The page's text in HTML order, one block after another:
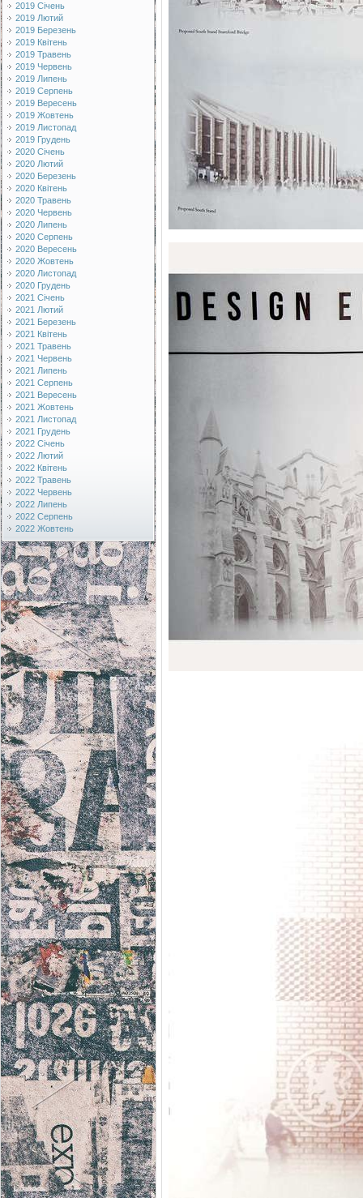
2019 Січень
2019 Лютий
2019 Березень
2019 Квітень
2019 Травень
2019 Червень
2019 Липень
2019 Серпень
2019 Вересень
2019 Жовтень
2019 Листопад
2019 Грудень
2020 Січень
2020 Лютий
2020 Березень
2020 Квітень
2020 Травень
2020 Червень
2020 Липень
2020 Серпень
2020 Вересень
2020 Жовтень
2020 Листопад
2020 Грудень
2021 Січень
2021 Лютий
2021 Березень
2021 Квітень
2021 Травень
2021 Червень
2021 Липень
2021 Серпень
2021 Вересень
2021 Жовтень
2021 Листопад
2021 Грудень
2022 Січень
2022 Лютий
2022 Квітень
2022 Травень
2022 Червень
2022 Липень
2022 Серпень
2022 Жовтень